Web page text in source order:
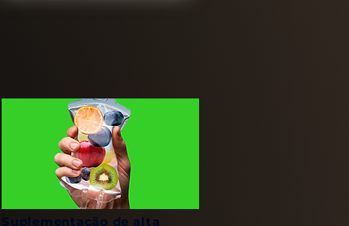
Suplementação de alta